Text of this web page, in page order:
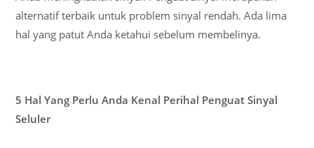
alternatif terbaik untuk problem sinyal rendah. Ada lima
hal yang patut Anda ketahui sebelum membelinya.
5 Hal Yang Perlu Anda Kenal Perihal Penguat Sinyal
Seluler